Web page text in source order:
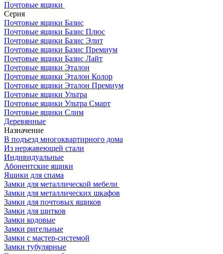
Почтовые ящики
Серия
Почтовые ящики Базис
Почтовые ящики Базис Плюс
Почтовые ящики Базис Элит
Почтовые ящики Базис Премиум
Почтовые ящики Базис Лайт
Почтовые ящики Эталон
Почтовые ящики Эталон Колор
Почтовые ящики Эталон Премиум
Почтовые ящики Ультра
Почтовые ящики Ультра Смарт
Почтовые ящики Слим
Деревянные
Назначение
В подъезд многоквартирного дома
Из нержавеющей стали
Индивидуальные
Абонентские ящики
Ящики для спама
Замки для металлической мебели
Замки для металлических шкафов
Замки для почтовых ящиков
Замки для щитков
Замки кодовые
Замки ригельные
Замки с мастер-системой
Замки тубулярные